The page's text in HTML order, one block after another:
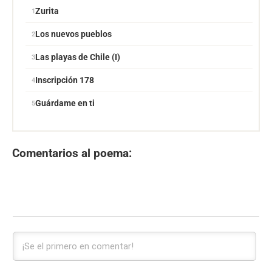
Zurita
Los nuevos pueblos
Las playas de Chile (I)
Inscripción 178
Guárdame en ti
Comentarios al poema: